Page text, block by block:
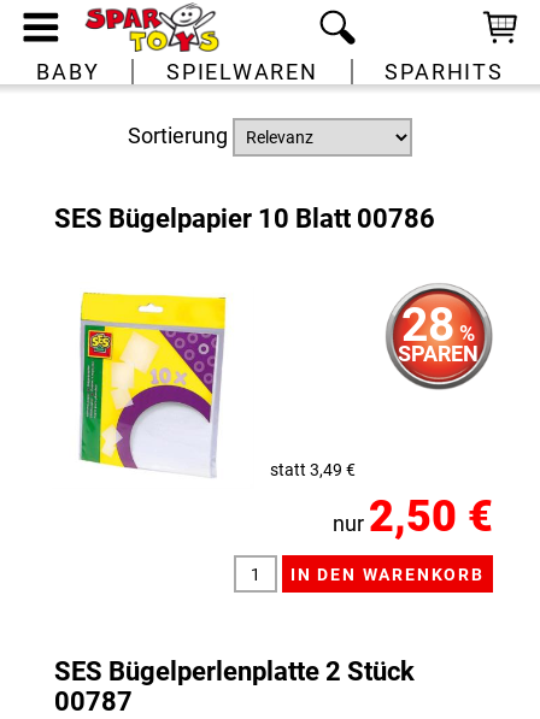
BABY SPIELWAREN SPARHITS
Sortierung
SES Bügelpapier 10 Blatt 00786
28 %
SPAREN
statt 3,49 €
nur 2,50 €
SES Bügelperlenplatte 2 Stück
00787